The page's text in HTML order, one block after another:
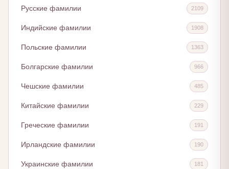
Русские фамилии 2109
Индийские фамилии 1908
Польские фамилии 1363
Болгарские фамилии 966
Чешские фамилии 485
Китайские фамилии 229
Греческие фамилии 191
Ирландские фамилии 190
Украинские фамилии 181